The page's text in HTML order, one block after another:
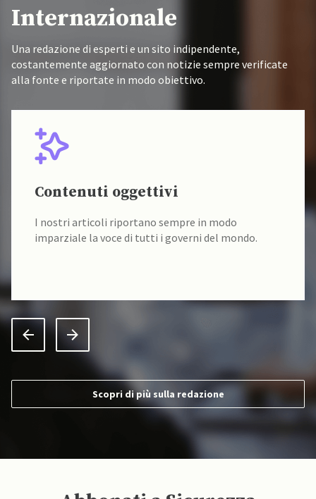
Internazionale
Una redazione di esperti e un sito indipendente,
costantemente aggiornato con notizie sempre verificate
alla fonte e riportate in modo obiettivo.
Contenuti oggettivi
I nostri articoli riportano sempre in modo
imparziale la voce di tutti i governi del mondo.
Scopri di più sulla redazione